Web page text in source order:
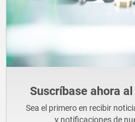
Suscríbase ahora
Sea el primero en recibir
y notificaciones de